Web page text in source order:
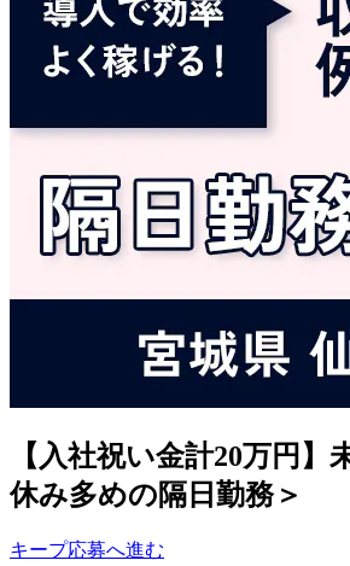
【入社祝い金計20万円
休み多めの隔日勤務＞
キープ応募へ進む